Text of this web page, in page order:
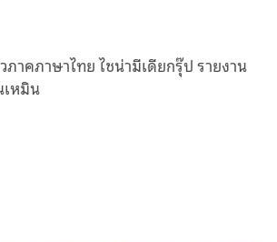
ภาคภาษาไทย ไชน่ามีเดียกรุ๊ป รายงาน
เหมิน